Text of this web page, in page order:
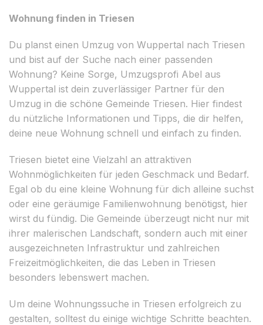
Wohnung finden in Triesen
Du planst einen Umzug von Wuppertal nach Triesen
und bist auf der Suche nach einer passenden
Wohnung? Keine Sorge, Umzugsprofi Abel aus
Wuppertal ist dein zuverlässiger Partner für den
Umzug in die schöne Gemeinde Triesen. Hier findest
du nützliche Informationen und Tipps, die dir helfen,
deine neue Wohnung schnell und einfach zu finden.
Triesen bietet eine Vielzahl an attraktiven
Wohnmöglichkeiten für jeden Geschmack und Bedarf.
Egal ob du eine kleine Wohnung für dich alleine suchst
oder eine geräumige Familienwohnung benötigst, hier
wirst du fündig. Die Gemeinde überzeugt nicht nur mit
ihrer malerischen Landschaft, sondern auch mit einer
ausgezeichneten Infrastruktur und zahlreichen
Freizeitmöglichkeiten, die das Leben in Triesen
besonders lebenswert machen.
Um deine Wohnungssuche in Triesen erfolgreich zu
gestalten, solltest du einige wichtige Schritte beachten.